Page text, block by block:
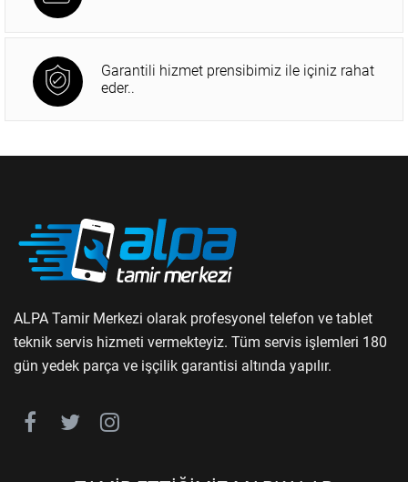
Garantili hizmet prensibimiz ile içiniz rahat
eder..
ALPA Tamir Merkezi olarak profesyonel telefon ve tablet
teknik servis hizmeti vermekteyiz. Tüm servis işlemleri 180
gün yedek parça ve işçilik garantisi altında yapılır.